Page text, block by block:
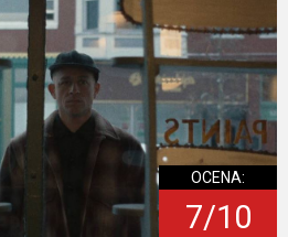
OCENA:
7/10